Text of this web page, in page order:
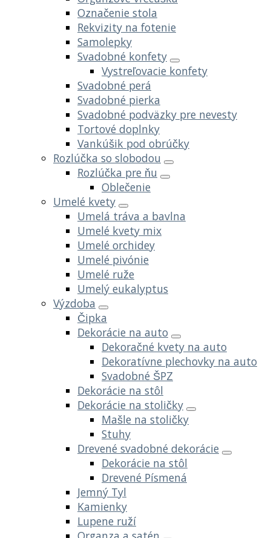
Označenie stola
Rekvizity na fotenie
Samolepky
Svadobné konfety
Vystreľovacie konfety
Svadobné perá
Svadobné pierka
Svadobné podväzky pre nevesty
Tortové doplnky
Vankúšik pod obrúčky
Rozlúčka so slobodou
Rozlúčka pre ňu
Oblečenie
Umelé kvety
Umelá tráva a bavlna
Umelé kvety mix
Umelé orchidey
Umelé pivónie
Umelé ruže
Umelý eukalyptus
Výzdoba
Čipka
Dekorácie na auto
Dekoračné kvety na auto
Dekoratívne plechovky na auto
Svadobné ŠPZ
Dekorácie na stôl
Dekorácie na stoličky
Mašle na stoličky
Stuhy
Drevené svadobné dekorácie
Dekorácie na stôl
Drevené Písmená
Jemný Tyl
Kamienky
Lupene ruží